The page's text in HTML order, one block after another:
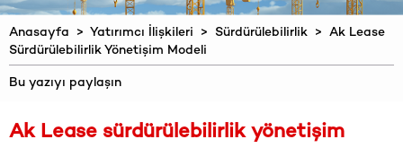
Anasayfa > Yatırımcı İlişkileri > Sürdürülebilirlik > Ak Lease
Sürdürülebilirlik Yönetişim Modeli
Bu yazıyı paylaşın
Ak Lease sürdürülebilirlik yönetişim